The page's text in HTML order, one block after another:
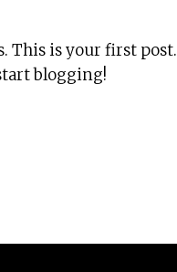
This is your first post.
blogging!